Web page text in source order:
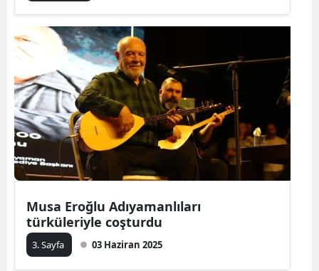
Musa Eroğlu Adıyamanlıları
türküleriyle coşturdu
3. Sayfa 03 Haziran 2025